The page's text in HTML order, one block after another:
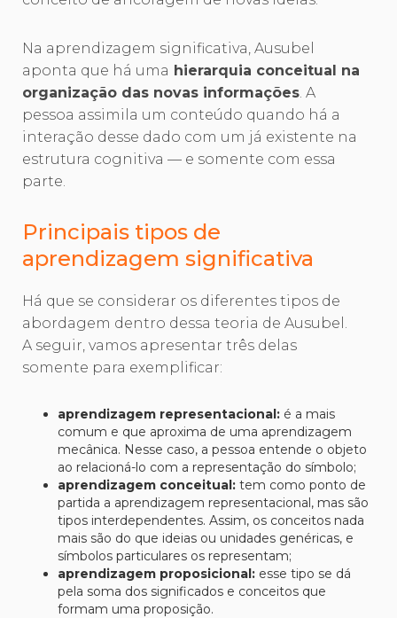
Na aprendizagem significativa, Ausubel
aponta que há uma hierarquia conceitual na
organização das novas informações. A
pessoa assimila um conteúdo quando há a
interação desse dado com um já existente na
estrutura cognitiva — e somente com essa
parte.
Principais tipos de
aprendizagem significativa
Há que se considerar os diferentes tipos de
abordagem dentro dessa teoria de Ausubel.
A seguir, vamos apresentar três delas
somente para exemplificar:
aprendizagem representacional: é a mais
comum e que aproxima de uma aprendizagem
mecânica. Nesse caso, a pessoa entende o objeto
ao relacioná-lo com a representação do símbolo;
aprendizagem conceitual: tem como ponto de
partida a aprendizagem representacional, mas são
tipos interdependentes. Assim, os conceitos nada
mais são do que ideias ou unidades genéricas, e
símbolos particulares os representam;
aprendizagem proposicional: esse tipo se dá
pela soma dos significados e conceitos que
formam uma proposição.